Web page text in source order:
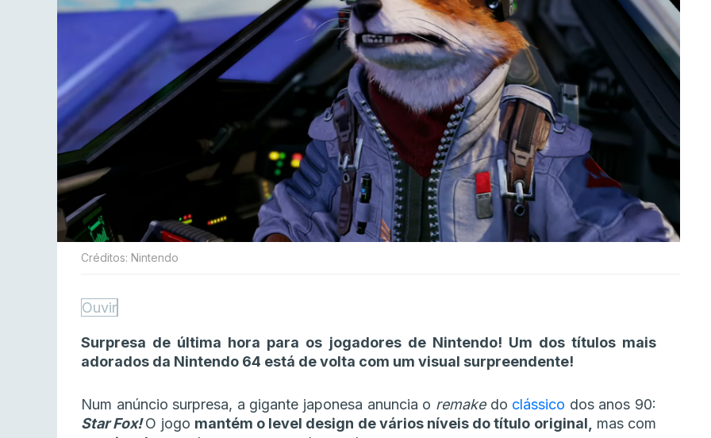
Créditos: Nintendo
Ouvir
Surpresa de última hora para os jogadores de Nintendo! Um dos títulos mais
adorados da Nintendo 64 está de volta com um visual surpreendente!
Num anúncio surpresa, a gigante japonesa anuncia o remakedo clássico dos anos 90:
Star Fox!O jogo mantém o level design de vários níveis do título original, mas com